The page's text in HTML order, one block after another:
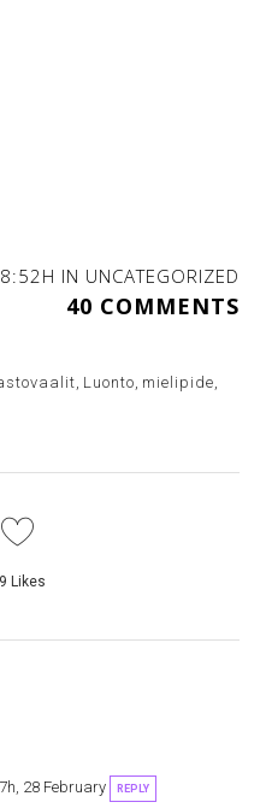
IN UNCATEGORIZED
40 COMMENTS
Luonto mielipide
Likes
28 February REPLY